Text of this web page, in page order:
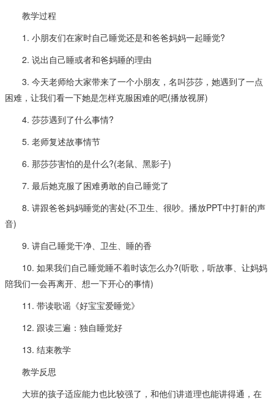
教学过程
1. 小朋友们在家时自己睡觉还是和爸爸妈妈一起睡觉?
2. 说出自己睡或者和爸妈睡的理由
3. 今天老师给大家带来了一个小朋友，名叫莎莎，她遇到了一点
困难，让我们看一下她是怎样克服困难的吧(播放视屏)
4. 莎莎遇到了什么事情?
5. 老师复述故事情节
6. 那莎莎害怕的是什么?(老鼠、黑影子)
7. 最后她克服了困难勇敢的自己睡觉了
8. 讲跟爸爸妈妈睡觉的害处(不卫生、很吵。播放PPT中打鼾的声
音)
9. 讲自己睡觉干净、卫生、睡的香
10. 如果我们自己睡觉睡不着时该怎么办?(听歌，听故事、让妈妈
陪我们一会再离开、想一下开心的事情)
11. 带读歌谣《好宝宝爱睡觉》
12. 跟读三遍：独自睡觉好
13. 结束教学
教学反思
大班的孩子适应能力也比较强了，和他们讲道理也能讲得通，在